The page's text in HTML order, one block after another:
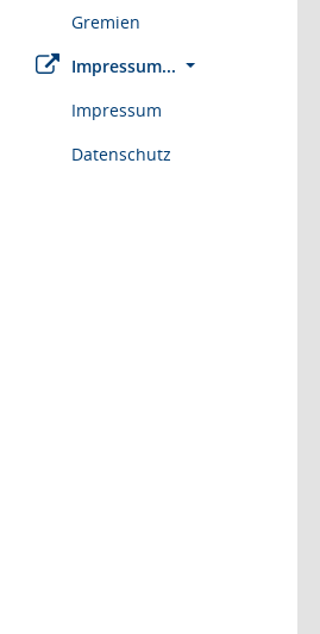
Gremien
Impressum...
Impressum
Datenschutz